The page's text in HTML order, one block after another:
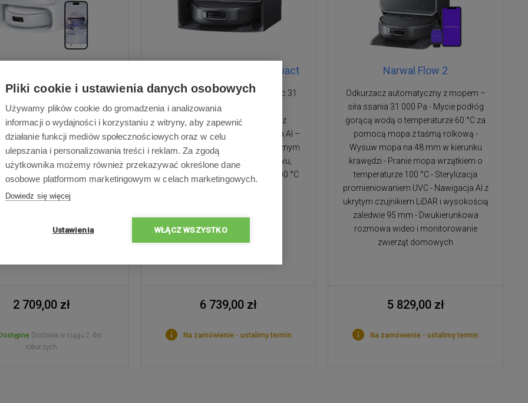
robotyczny z mopem – Siła
18 500 Pa – dogłębne
dywanów – 0% nawijania
– Trójkątne mopy z
12 N - Mop Extend &
do narożników i krawędzi –
AI z funkcją prania mopów
– rozpoznawanie ponad
– bateria 5200 mAh, do
2 709,00 zł
Dostępne Dostawa w ciągu 2 dni
roboczych
Stacja Narwal Flow 2 Compact
Odkurzacz robot z mopem – moc 31
000 Pa - Mop taśmowy z
podgrzewaniem do 60 °C – bez
nawijania się włosów – nawigacja AI –
kompaktowa stacja z automatycznym
podłączeniem do wody i odpływu,
praniem mopa w temperaturze 100 °C
6 739,00 zł
Na zamówienie - ustalimy termin
Narwal Flow 2
Odkurzacz automatyczny z mopem –
siła ssania 31 000 Pa - Mycie podłóg
gorącą wodą o temperaturze 60 °C za
pomocą mopa z taśmą rolkową -
Wysuw mopa na 48 mm w kierunku
krawędzi - Pranie mopa wrzątkiem o
temperaturze 100 °C - Sterylizacja
promieniowaniem UVC - Nawigacja AI z
ukrytym czujnikiem LiDAR i wysokością
zaledwie 95 mm - Dwukierunkowa
rozmowa wideo i monitorowanie
zwierząt domowych
5 829,00 zł
Na zamówienie - ustalimy termin
Pliki cookie i ustawienia danych osobowych
Używamy plików cookie do gromadzenia i analizowania
informacji o wydajności i korzystaniu z witryny, aby zapewnić
działanie funkcji mediów społecznościowych oraz w celu
ulepszania i personalizowania treści i reklam. Za zgodą
użytkownika możemy również przekazywać określone dane
osobowe platformom marketingowym w celach marketingowych.
Dowiedz się więcej
Ustawienia WŁĄCZ WSZYSTKO